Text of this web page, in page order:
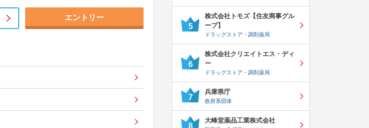
エントリー
5
株式会社トモズ【住友商事グル
ープ】
ドラッグストア・調剤薬局
6
株式会社クリエイトエス・ディ
ー
ドラッグストア・調剤薬局
7
兵庫県庁
政府系団体
8
大峰堂薬品工業株式会社